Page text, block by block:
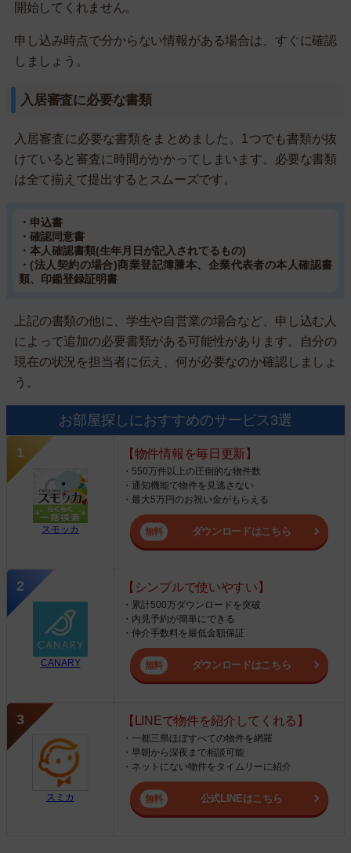
開始してくれません。
申し込み時点で分からない情報がある場合は、すぐに確認
しましょう。
入居審査に必要な書類
入居審査に必要な書類をまとめました。1つでも書類が抜
けていると審査に時間がかかってしまいます。必要な書類
は全て揃えて提出するとスムーズです。
・申込書
・確認同意書
・本人確認書類(生年月日が記入されてるもの)
・(法人契約の場合)商業登記簿謄本、企業代表者の本人確認書
類、印鑑登録証明書
上記の書類の他に、学生や自営業の場合など、申し込む人
によって追加の必要書類がある可能性があります。自分の
現在の状況を担当者に伝え、何が必要なのか確認しましょ
う。
お部屋探しにおすすめのサービス3選
スモッカ
【物件情報を毎日更新】
・550万件以上の圧倒的な物件数
・通知機能で物件を見逃さない
・最大5万円のお祝い金がもらえる
ダウンロードはこちら
CANARY
【シンプルで使いやすい】
・累計500万ダウンロードを突破
・内見予約が簡単にできる
・仲介手数料を最低金額保証
ダウンロードはこちら
スミカ
【LINEで物件を紹介してくれる】
・一都三県ほぼすべての物件を網羅
・早朝から深夜まで相談可能
・ネットにない物件をタイムリーに紹介
公式LINEはこちら